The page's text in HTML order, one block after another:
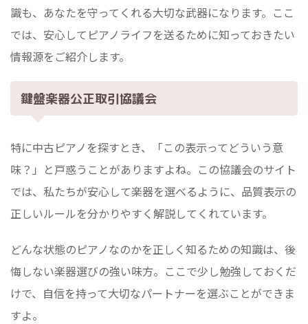
識も、あなたを守ってくれる大切な武器になります。ここ
では、安心してピアノライフを送るために知っておきたい
情報源をご紹介します。
鍵盤楽器公正取引協議会
特に中古ピアノを探すとき、「この表示ってどういう意
味？」と戸惑うことがありますよね。この協議会のサイト
では、私たちが安心して楽器を選べるように、品質表示の
正しいルールを分かりやすく解説してくれています。
どんな状態のピアノなのかを正しく知るための知識は、後
悔しない楽器選びの強い味方。ここで少し勉強しておくだ
けで、自信を持って大切なパートナーを選ぶことができま
すよ。